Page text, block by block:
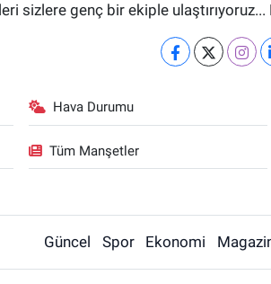
sizlere genç bir ekiple
Hava Durumu
Tüm Manşetler
Güncel Spor Ekonomi